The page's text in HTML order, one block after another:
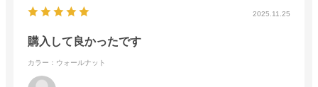
2025.11.25
購入して良かったです
カラー：ウォールナット